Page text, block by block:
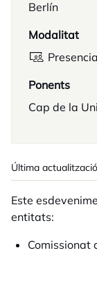
Berlín
Modalitat
Ponents
Cap de la
Última
Este
entitats:
Comissionat